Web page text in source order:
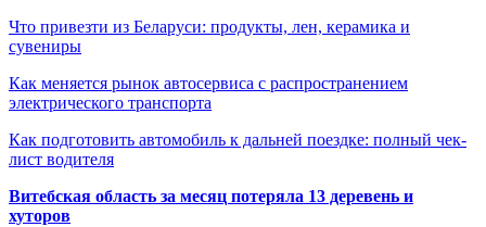
Что привезти из Беларуси: продукты, лен, керамика и
сувениры
Как меняется рынок автосервиса с распространением
электрического транспорта
Как подготовить автомобиль к дальней поездке: полный чек-
лист водителя
Витебская область за месяц потеряла 13 деревень и
хуторов